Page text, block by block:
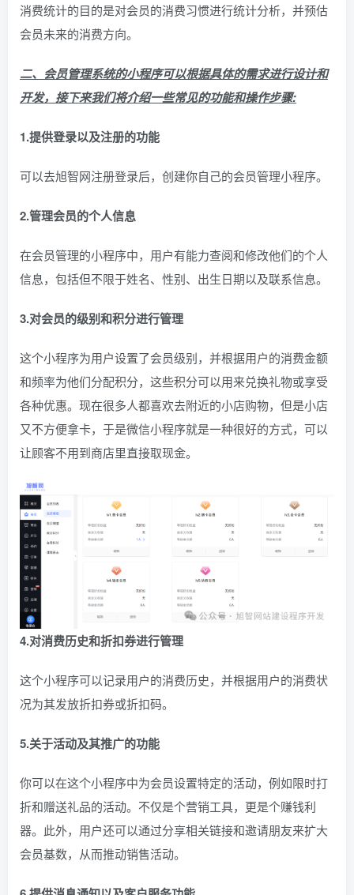
消费统计的目的是对会员的消费习惯进行统计分析，并预估
会员未来的消费方向。
二、会员管理系统的小程序可以根据具体的需求进行设计和
开发，接下来我们将介绍一些常见的功能和操作步骤:
1.提供登录以及注册的功能
可以去旭智网注册登录后，创建你自己的会员管理小程序。
2.管理会员的个人信息
在会员管理的小程序中，用户有能力查阅和修改他们的个人
信息，包括但不限于姓名、性别、出生日期以及联系信息。
3.对会员的级别和积分进行管理
这个小程序为用户设置了会员级别，并根据用户的消费金额
和频率为他们分配积分，这些积分可以用来兑换礼物或享受
各种优惠。现在很多人都喜欢去附近的小店购物，但是小店
又不方便拿卡，于是微信小程序就是一种很好的方式，可以
让顾客不用到商店里直接取现金。
4.对消费历史和折扣券进行管理
这个小程序可以记录用户的消费历史，并根据用户的消费状
况为其发放折扣券或折扣码。
5.关于活动及其推广的功能
你可以在这个小程序中为会员设置特定的活动，例如限时打
折和赠送礼品的活动。不仅是个营销工具，更是个赚钱利
器。此外，用户还可以通过分享相关链接和邀请朋友来扩大
会员基数，从而推动销售活动。